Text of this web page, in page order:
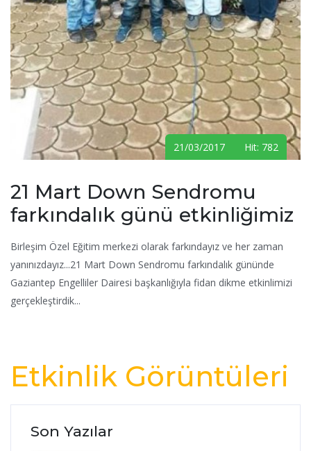
21/03/2017 Hit: 782
21 Mart Down Sendromu
farkındalık günü etkinliğimiz
Birleşim Özel Eğitim merkezi olarak farkındayız ve her zaman
yanınızdayız...21 Mart Down Sendromu farkındalık gününde
Gaziantep Engelliler Dairesi başkanlığıyla fidan dikme etkinlimizi
gerçekleştirdik...
Etkinlik Görüntüleri
Son Yazılar